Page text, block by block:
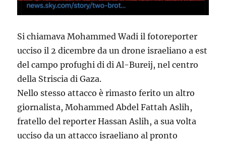
Si chiamava Mohammed Wadi il fotoreporter
ucciso il 2 dicembre da un drone israeliano a est
del campo profughi di di Al-Bureij, nel centro
della Striscia di Gaza.
Nello stesso attacco è rimasto ferito un altro
giornalista, Mohammed Abdel Fattah Aslih,
fratello del reporter Hassan Aslih, a sua volta
ucciso da un attacco israeliano al pronto